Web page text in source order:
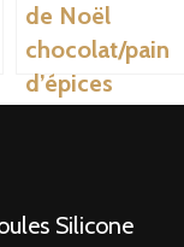
de Noël
chocolat/pain
d’épices
Silicone